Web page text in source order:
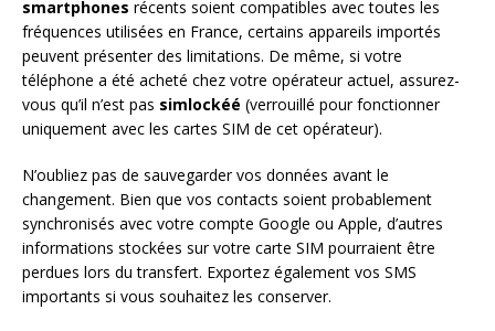
smartphones récents soient compatibles avec toutes les
fréquences utilisées en France, certains appareils importés
peuvent présenter des limitations. De même, si votre
téléphone a été acheté chez votre opérateur actuel, assurez-
vous qu’il n’est pas simlockéé (verrouillé pour fonctionner
uniquement avec les cartes SIM de cet opérateur).
N’oubliez pas de sauvegarder vos données avant le
changement. Bien que vos contacts soient probablement
synchronisés avec votre compte Google ou Apple, d’autres
informations stockées sur votre carte SIM pourraient être
perdues lors du transfert. Exportez également vos SMS
importants si vous souhaitez les conserver.